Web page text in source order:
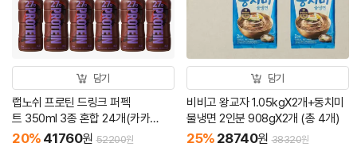
담기
랩노쉬 프로틴 드링크 퍼펙
트 350ml 3종 혼합 24개(카카
오 12+바나나 6+그레인 6)
20% 41760원 52200원
담기
비비고 왕교자 1.05kgX2개+동치미
물냉면 2인분 908gX2개 (총 4개)
25% 28740원 38320원